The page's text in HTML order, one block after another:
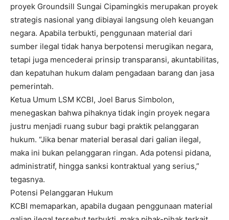
proyek Groundsill Sungai Cipamingkis merupakan proyek
strategis nasional yang dibiayai langsung oleh keuangan
negara. Apabila terbukti, penggunaan material dari
sumber ilegal tidak hanya berpotensi merugikan negara,
tetapi juga mencederai prinsip transparansi, akuntabilitas,
dan kepatuhan hukum dalam pengadaan barang dan jasa
pemerintah.
Ketua Umum LSM KCBI, Joel Barus Simbolon,
menegaskan bahwa pihaknya tidak ingin proyek negara
justru menjadi ruang subur bagi praktik pelanggaran
hukum. “Jika benar material berasal dari galian ilegal,
maka ini bukan pelanggaran ringan. Ada potensi pidana,
administratif, hingga sanksi kontraktual yang serius,”
tegasnya.
Potensi Pelanggaran Hukum
KCBI memaparkan, apabila dugaan penggunaan material